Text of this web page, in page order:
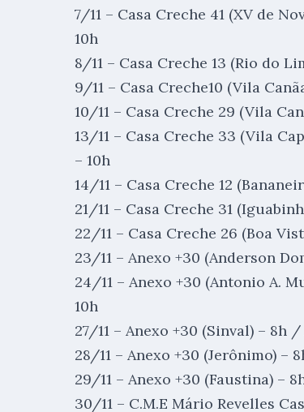
7/11 – Casa Creche 41 (XV de
10h
8/11 – Casa Creche 13 (Rio do
9/11 – Casa Creche10 (Vila
10/11 – Casa Creche 29 (Vila
13/11 – Casa Creche 33 (Vila
– 10h
14/11 – Casa Creche 12
21/11 – Casa Creche 31
22/11 – Casa Creche 26 (Boa
23/11 – Anexo +30 (Anderson
24/11 – Anexo +30 (Antonio A.
10h
27/11 – Anexo +30 (Sinval) – 8h
28/11 – Anexo +30 (Jerônimo) –
29/11 – Anexo +30 (Faustina) –
30/11 – C.M.E Mário Revelles